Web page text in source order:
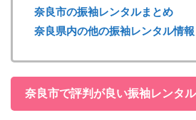
奈良市の振袖レンタルまとめ
奈良県内の他の振袖レンタル情報
奈良市で評判が良い振袖レンタ